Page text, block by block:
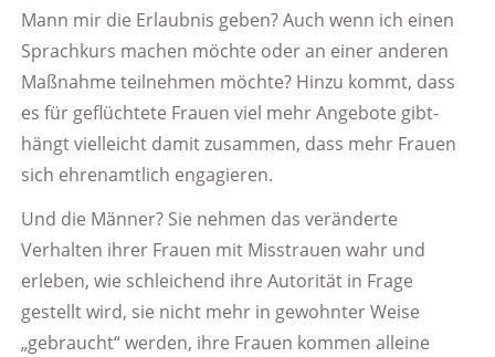
Mann mir die Erlaubnis geben? Auch wenn ich einen
Sprachkurs machen möchte oder an einer anderen
Maßnahme teilnehmen möchte? Hinzu kommt, dass
es für geflüchtete Frauen viel mehr Angebote gibt-
hängt vielleicht damit zusammen, dass mehr Frauen
sich ehrenamtlich engagieren.
Und die Männer? Sie nehmen das veränderte
Verhalten ihrer Frauen mit Misstrauen wahr und
erleben, wie schleichend ihre Autorität in Frage
gestellt wird, sie nicht mehr in gewohnter Weise
„gebraucht“ werden, ihre Frauen kommen alleine